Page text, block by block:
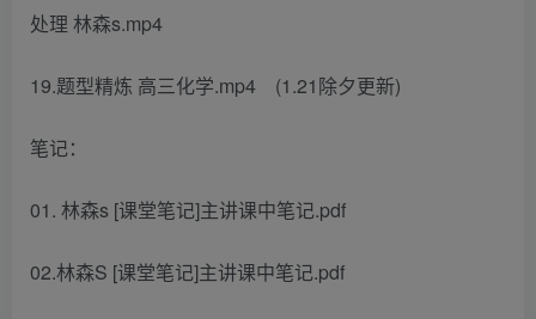
处理 林森s.mp4
19.题型精炼 高三化学.mp4 (1.21除夕更新)
笔记：
01. 林森s [课堂笔记]主讲课中笔记.pdf
02.林森S [课堂笔记]主讲课中笔记.pdf